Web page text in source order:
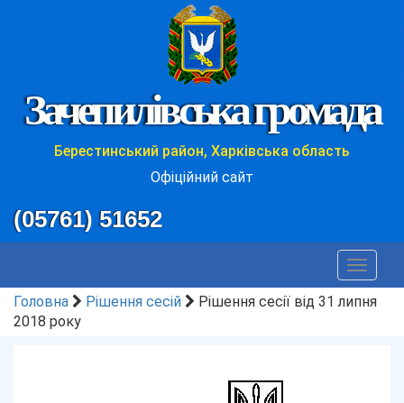
Зачепилівська громада
Берестинський район, Харківська область
Офіційний сайт
(05761) 51652
Toggle
Головна
Рішення сесій
Рішення сесії від 31 липня
2018 року